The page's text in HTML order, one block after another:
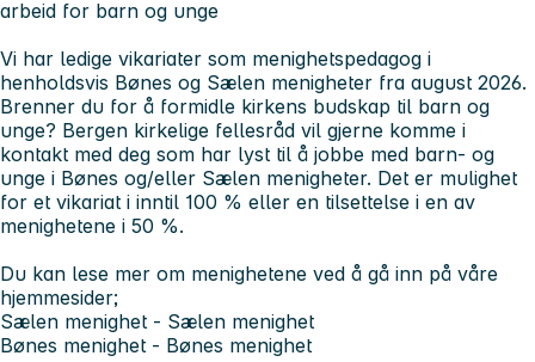
arbeid for barn og unge
Vi har ledige vikariater som menighetspedagog i
henholdsvis Bønes og Sælen menigheter fra august 2026.
Brenner du for å formidle kirkens budskap til barn og
unge? Bergen kirkelige fellesråd vil gjerne komme i
kontakt med deg som har lyst til å jobbe med barn- og
unge i Bønes og/eller Sælen menigheter. Det er mulighet
for et vikariat i inntil 100 % eller en tilsettelse i en av
menighetene i 50 %.
Du kan lese mer om menighetene ved å gå inn på våre
hjemmesider;
Sælen menighet - Sælen menighet
Bønes menighet - Bønes menighet